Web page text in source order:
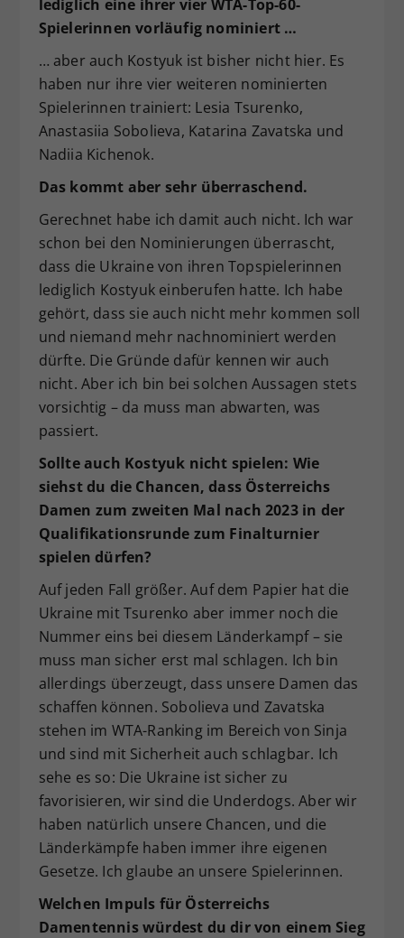
lediglich eine ihrer vier WTA-Top-60-
Spielerinnen vorläufig nominiert …
… aber auch Kostyuk ist bisher nicht hier. Es
haben nur ihre vier weiteren nominierten
Spielerinnen trainiert: Lesia Tsurenko,
Anastasiia Sobolieva, Katarina Zavatska und
Nadiia Kichenok.
Das kommt aber sehr überraschend.
Gerechnet habe ich damit auch nicht. Ich war
schon bei den Nominierungen überrascht,
dass die Ukraine von ihren Topspielerinnen
lediglich Kostyuk einberufen hatte. Ich habe
gehört, dass sie auch nicht mehr kommen soll
und niemand mehr nachnominiert werden
dürfte. Die Gründe dafür kennen wir auch
nicht. Aber ich bin bei solchen Aussagen stets
vorsichtig – da muss man abwarten, was
passiert.
Sollte auch Kostyuk nicht spielen: Wie
siehst du die Chancen, dass Österreichs
Damen zum zweiten Mal nach 2023 in der
Qualifikationsrunde zum Finalturnier
spielen dürfen?
Auf jeden Fall größer. Auf dem Papier hat die
Ukraine mit Tsurenko aber immer noch die
Nummer eins bei diesem Länderkampf – sie
muss man sicher erst mal schlagen. Ich bin
allerdings überzeugt, dass unsere Damen das
schaffen können. Sobolieva und Zavatska
stehen im WTA-Ranking im Bereich von Sinja
und sind mit Sicherheit auch schlagbar. Ich
sehe es so: Die Ukraine ist sicher zu
favorisieren, wir sind die Underdogs. Aber wir
haben natürlich unsere Chancen, und die
Länderkämpfe haben immer ihre eigenen
Gesetze. Ich glaube an unsere Spielerinnen.
Welchen Impuls für Österreichs
Damentennis würdest du dir von einem Sieg